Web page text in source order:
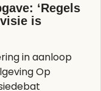
‘Regels
is
in aanloop
Op